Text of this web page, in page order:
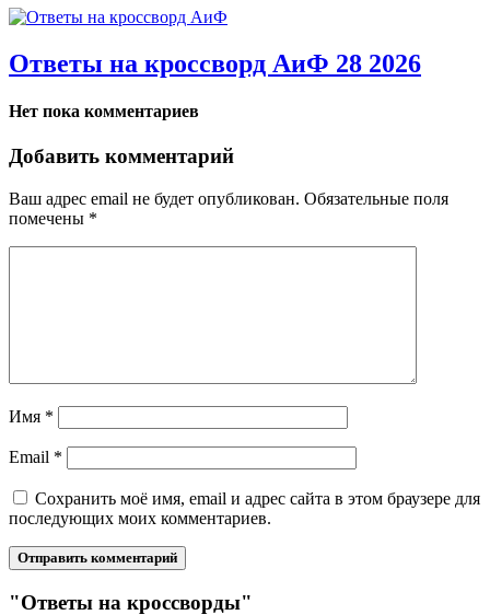
Ответы на кроссворд АиФ 28 2026
Нет пока комментариев
Добавить комментарий
Ваш адрес email не будет опубликован. Обязательные поля
помечены *
Имя *
Email *
Сохранить моё имя, email и адрес сайта в этом браузере для
последующих моих комментариев.
"Ответы на кроссворды"